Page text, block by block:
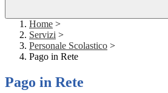
Home >
Servizi >
Personale Scolastico >
Pago in Rete
Pago in Rete